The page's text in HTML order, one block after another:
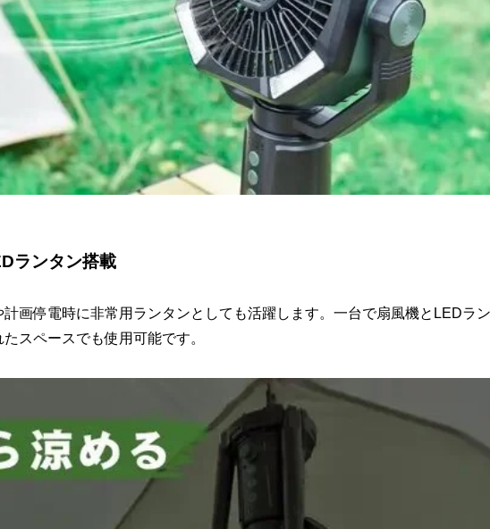
ランタン搭載
画停電時に非常用ランタンとしても活躍します。一台で扇風機とLEDラン
スペースでも使用可能です。